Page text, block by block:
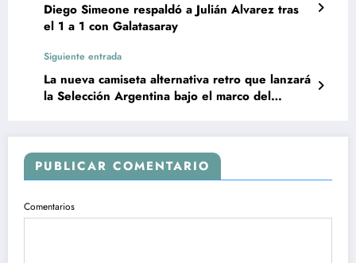
Diego Simeone respaldó a Julián Alvarez tras
el 1 a 1 con Galatasaray
Siguiente entrada
La nueva camiseta alternativa retro que lanzará
la Selección Argentina bajo el marco del
PUBLICAR COMENTARIO
Comentarios